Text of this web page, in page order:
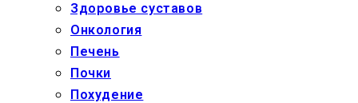
Здоровье суставов
Онкология
Печень
Почки
Похудение